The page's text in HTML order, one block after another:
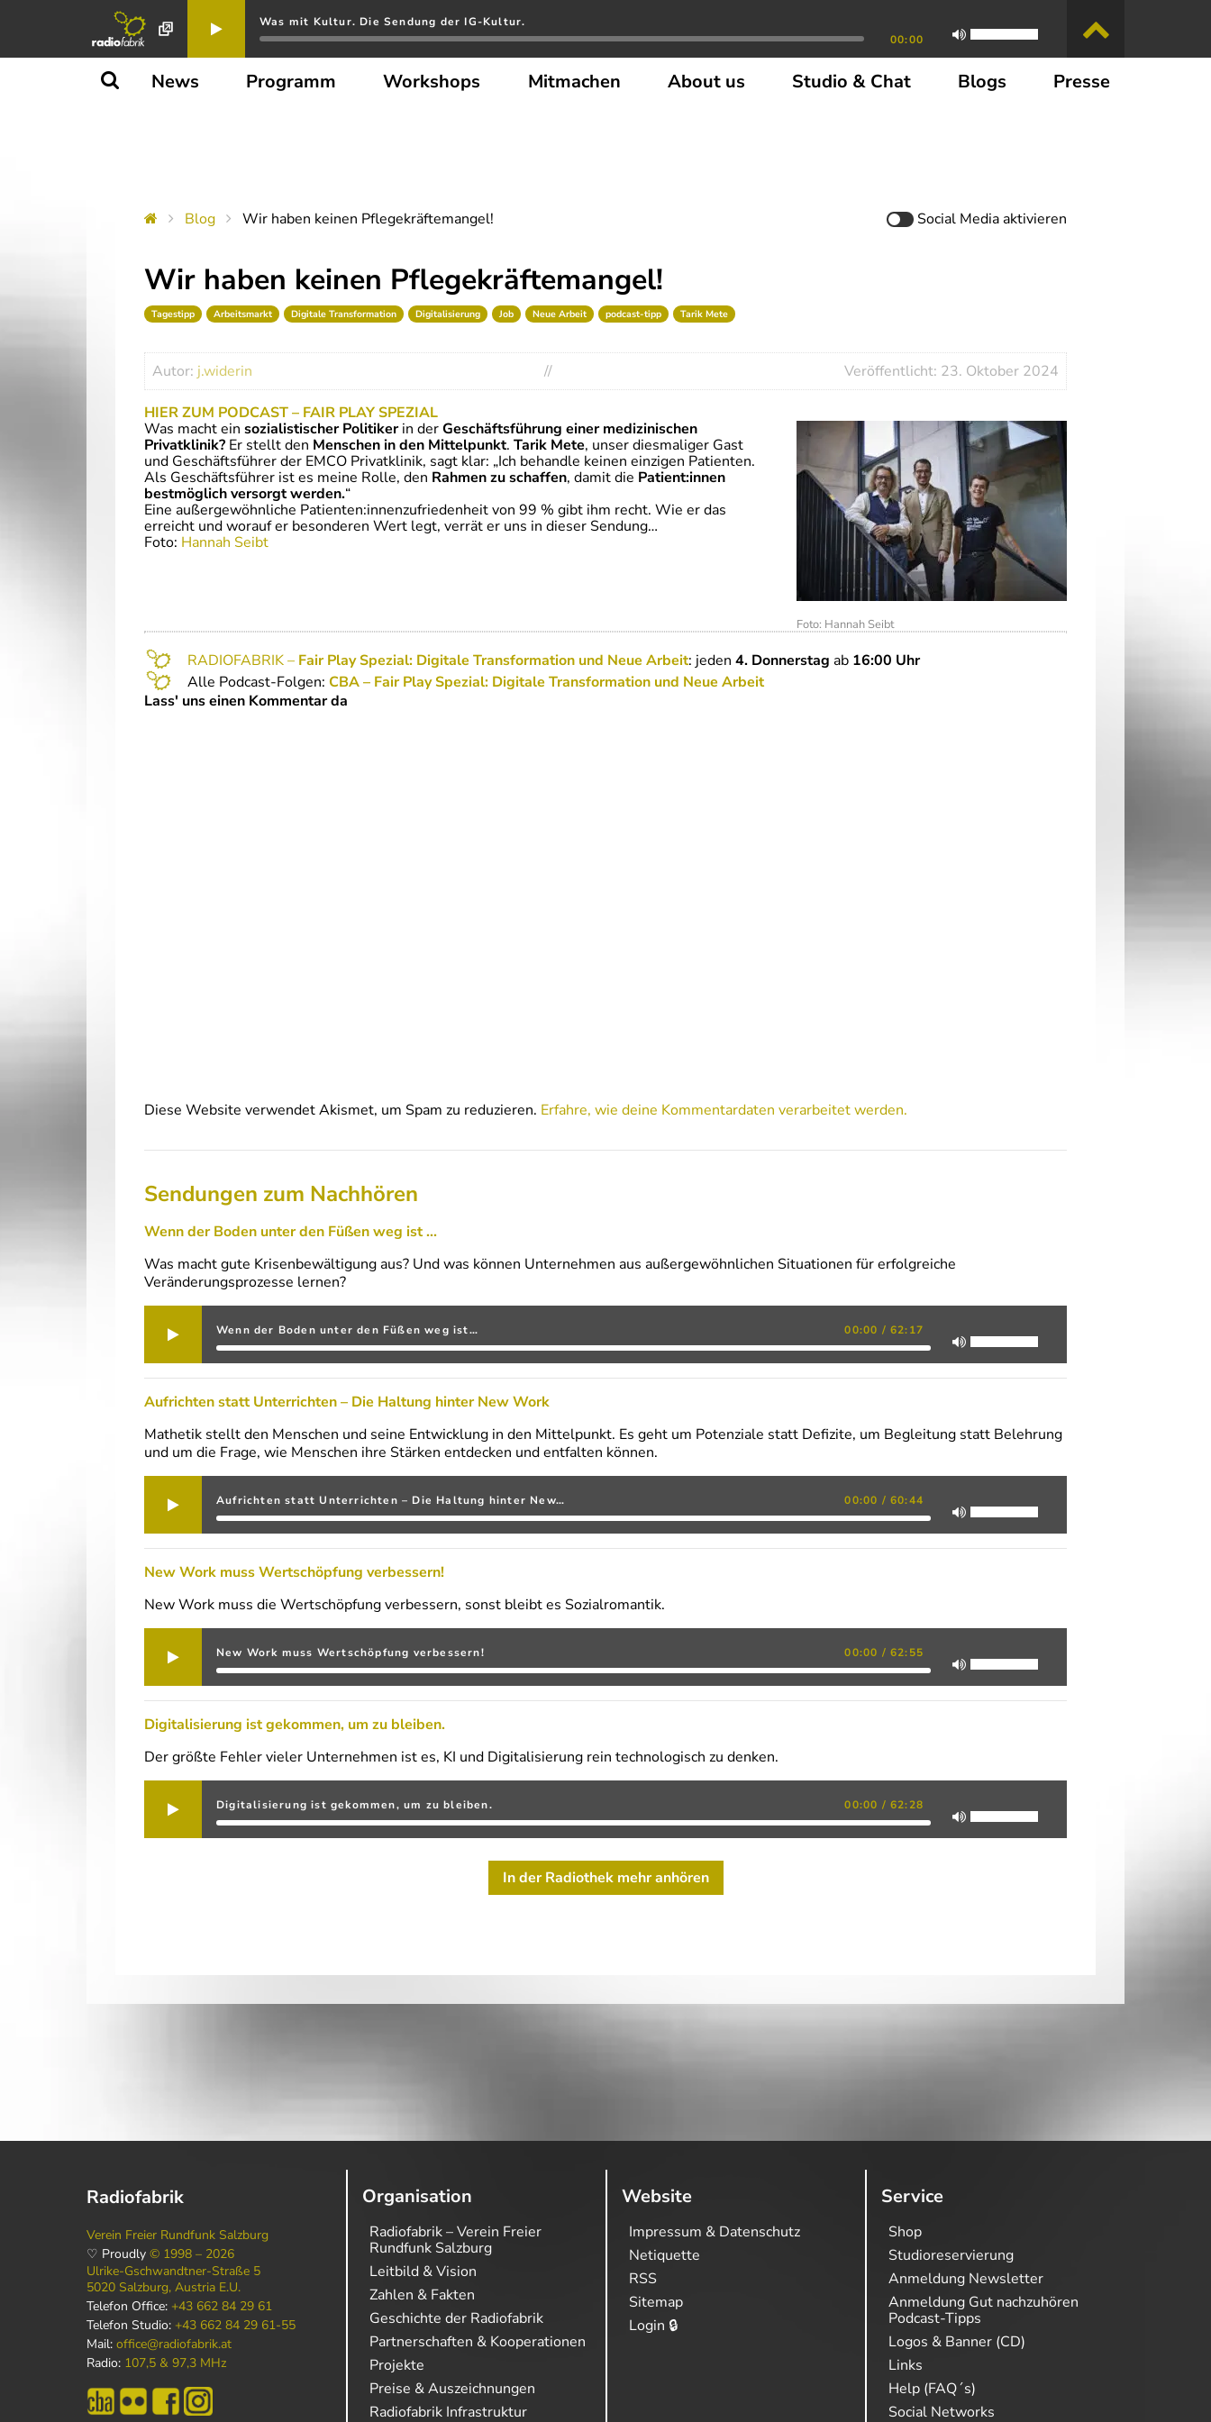
Was mit Kultur. Die Sendung der IG-Kultur.
00:00
News Programm Workshops Mitmachen About us Studio & Chat Blogs Presse
Blog Wir haben keinen Pflegekräftemangel! Social Mediaaktivieren
Wir haben keinen Pflegekräftemangel!
Tagestipp Arbeitsmarkt Digitale Transformation Digitalisierung Job Neue Arbeit podcast-tipp Tarik Mete
Autor: j.widerin // Veröffentlicht: 23. Oktober 2024
HIER ZUM PODCAST – FAIR PLAY SPEZIAL
Foto: Hannah Seibt
Was macht ein sozialistischer Politikerin derGeschäftsführung einer medizinischen
Privatklinik? Er stellt den Menschen in den Mittelpunkt. Tarik Mete, unser diesmaliger Gast
und Geschäftsführer der EMCO Privatklinik, sagt klar: „Ich behandle keinen einzigen Patienten.
Als Geschäftsführer ist es meine Rolle, den Rahmen zu schaffen, damit die Patient:innen
bestmöglich versorgt werden.“
Eine außergewöhnliche Patienten:innenzufriedenheit von 99 % gibt ihm recht. Wie er das
erreicht und worauf er besonderen Wert legt, verrät er uns in dieser Sendung…
Foto: Hannah Seibt
RADIOFABRIK – Fair Play Spezial: Digitale Transformation und Neue Arbeit: jeden 4. Donnerstag ab 16:00 Uhr
Alle Podcast-Folgen: CBA – Fair Play Spezial: Digitale Transformation und Neue Arbeit
Lass' uns einen Kommentar da
Diese Website verwendet Akismet, um Spam zu reduzieren. Erfahre, wie deine Kommentardaten verarbeitet werden.
Sendungen zum Nachhören
Wenn der Boden unter den Füßen weg ist ...
Was macht gute Krisenbewältigung aus? Und was können Unternehmen aus außergewöhnlichen Situationen für erfolgreiche
Veränderungsprozesse lernen?
Wenn der Boden unter den Füßen weg ist… 00:00 / 62:17
Aufrichten statt Unterrichten – Die Haltung hinter New Work
Mathetik stellt den Menschen und seine Entwicklung in den Mittelpunkt. Es geht um Potenziale statt Defizite, um Begleitung statt Belehrung
und um die Frage, wie Menschen ihre Stärken entdecken und entfalten können.
Aufrichten statt Unterrichten – Die Haltung hinter New… 00:00 / 60:44
New Work muss Wertschöpfung verbessern!
New Work muss die Wertschöpfung verbessern, sonst bleibt es Sozialromantik.
New Work muss Wertschöpfung verbessern! 00:00 / 62:55
Digitalisierung ist gekommen, um zu bleiben.
Der größte Fehler vieler Unternehmen ist es, KI und Digitalisierung rein technologisch zu denken.
Digitalisierung ist gekommen, um zu bleiben. 00:00 / 62:28
In der Radiothek mehr anhören
Radiofabrik
Verein Freier Rundfunk Salzburg
♡ Proudly © 1998 – 2026
Ulrike-Gschwandtner-Straße 5
5020 Salzburg, Austria E.U.
Telefon Office: +43 662 84 29 61
Telefon Studio: +43 662 84 29 61-55
Mail: office@radiofabrik.at
Radio: 107,5 & 97,3 MHz
Organisation
Radiofabrik – Verein Freier
Rundfunk Salzburg
Leitbild & Vision
Zahlen & Fakten
Geschichte der Radiofabrik
Partnerschaften & Kooperationen
Projekte
Preise & Auszeichnungen
Radiofabrik Infrastruktur
Website
Impressum & Datenschutz
Netiquette
RSS
Sitemap
Login 🔒
Service
Shop
Studioreservierung
Anmeldung Newsletter
Anmeldung Gut nachzuhören
Podcast-Tipps
Logos & Banner (CD)
Links
Help (FAQ´s)
Social Networks